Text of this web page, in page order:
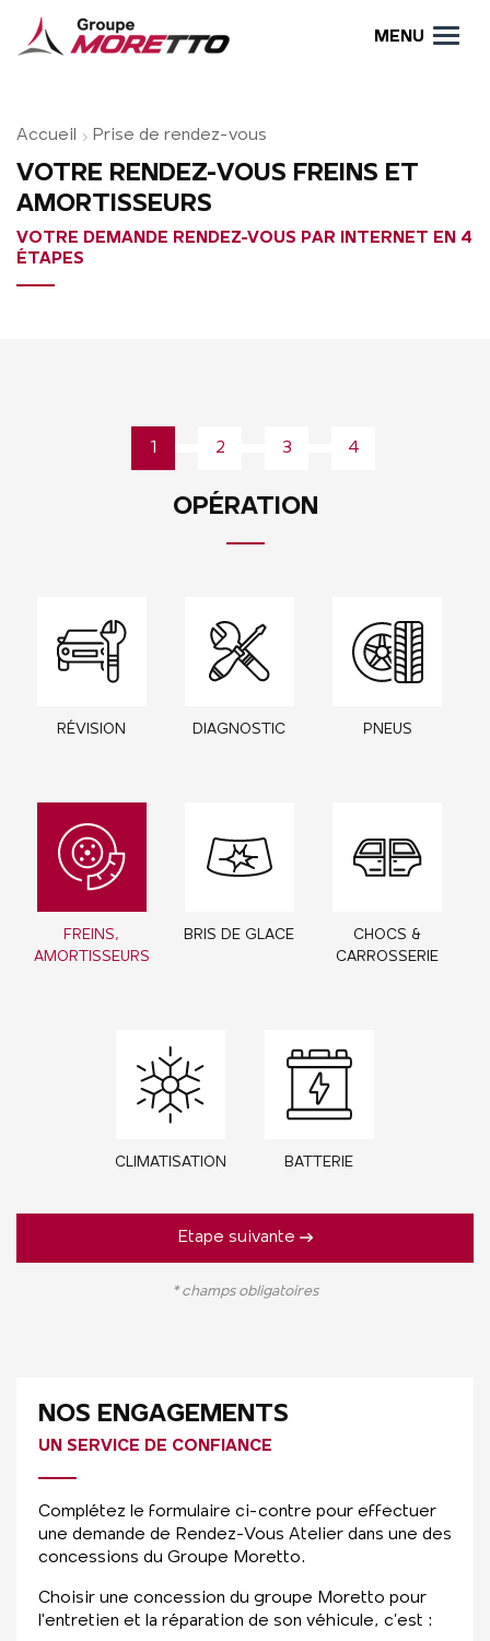
MENU
Accueil Prise de rendez-vous
VOTRE RENDEZ-VOUS FREINS ET
AMORTISSEURS
VOTRE DEMANDE RENDEZ-VOUS PAR INTERNET EN 4
ÉTAPES
NOS ENGAGEMENTS
UN SERVICE DE CONFIANCE
Complétez le formulaire ci-contre pour effectuer
une demande de Rendez-Vous Atelier dans une des
concessions du Groupe Moretto.
Choisir une concession du groupe Moretto pour
l'entretien et la réparation de son véhicule, c’est :
1 2 3 4
OPÉRATION
RÉVISION DIAGNOSTIC PNEUS
FREINS,
AMORTISSEURS
BRIS DE GLACE
CHOCS &
CARROSSERIE
CLIMATISATION BATTERIE
Etape suivante
* champs obligatoires